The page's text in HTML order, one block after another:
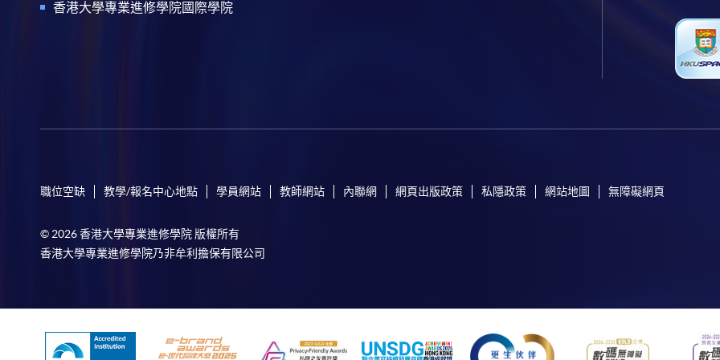
香港大學專業進修學院國際學院
職位空缺 教學/報名中心地點 學員網站 教師網站 內聯網 網頁出版政策 私隱政策 網站地圖 無障礙網頁
© 2026 香港大學專業進修學院 版權所有
香港大學專業進修學院乃非牟利擔保有限公司